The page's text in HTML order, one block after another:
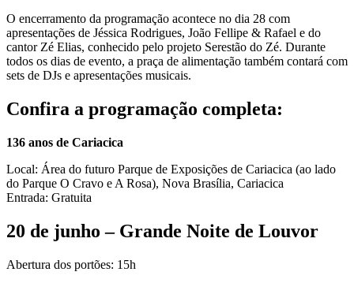
O encerramento da programação acontece no dia 28 com
apresentações de Jéssica Rodrigues, João Fellipe & Rafael e do
cantor Zé Elias, conhecido pelo projeto Serestão do Zé. Durante
todos os dias de evento, a praça de alimentação também contará com
sets de DJs e apresentações musicais.
Confira a programação completa:
136 anos de Cariacica
Local: Área do futuro Parque de Exposições de Cariacica (ao lado
do Parque O Cravo e A Rosa), Nova Brasília, Cariacica
Entrada: Gratuita
20 de junho – Grande Noite de Louvor
Abertura dos portões: 15h